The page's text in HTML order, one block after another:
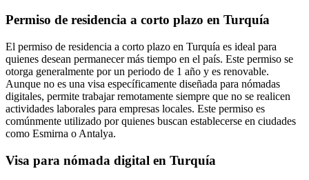
Permiso de residencia a corto plazo en Turquía
El permiso de residencia a corto plazo en Turquía es ideal para
quienes desean permanecer más tiempo en el país. Este permiso se
otorga generalmente por un periodo de 1 año y es renovable.
Aunque no es una visa específicamente diseñada para nómadas
digitales, permite trabajar remotamente siempre que no se realicen
actividades laborales para empresas locales. Este permiso es
comúnmente utilizado por quienes buscan establecerse en ciudades
como Esmirna o Antalya.
Visa para nómada digital en Turquía